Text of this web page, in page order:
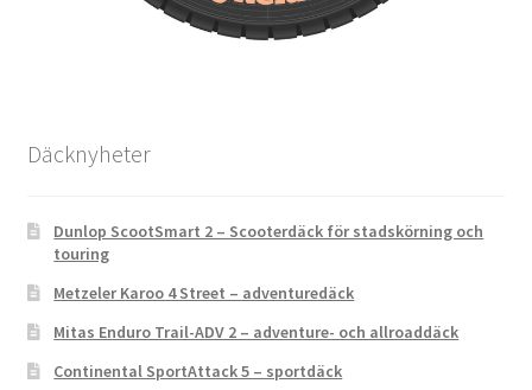
Däcknyheter
Dunlop ScootSmart 2 – Scooterdäck för stadskörning och
touring
Metzeler Karoo 4 Street – adventuredäck
Mitas Enduro Trail-ADV 2 – adventure- och allroaddäck
Continental SportAttack 5 – sportdäck